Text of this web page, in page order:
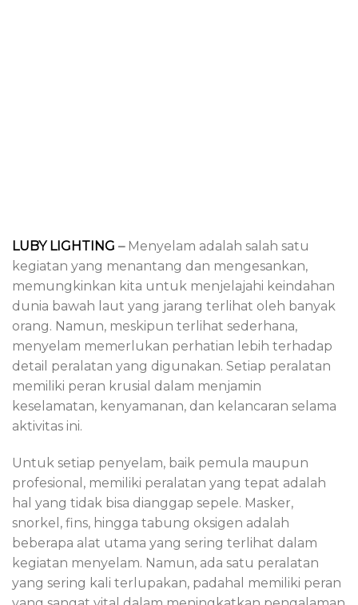
LUBY LIGHTING –Menyelam adalah salah satu
kegiatan yang menantang dan mengesankan,
memungkinkan kita untuk menjelajahi keindahan
dunia bawah laut yang jarang terlihat oleh banyak
orang. Namun, meskipun terlihat sederhana,
menyelam memerlukan perhatian lebih terhadap
detail peralatan yang digunakan. Setiap peralatan
memiliki peran krusial dalam menjamin
keselamatan, kenyamanan, dan kelancaran selama
aktivitas ini.
Untuk setiap penyelam, baik pemula maupun
profesional, memiliki peralatan yang tepat adalah
hal yang tidak bisa dianggap sepele. Masker,
snorkel, fins, hingga tabung oksigen adalah
beberapa alat utama yang sering terlihat dalam
kegiatan menyelam. Namun, ada satu peralatan
yang sering kali terlupakan, padahal memiliki peran